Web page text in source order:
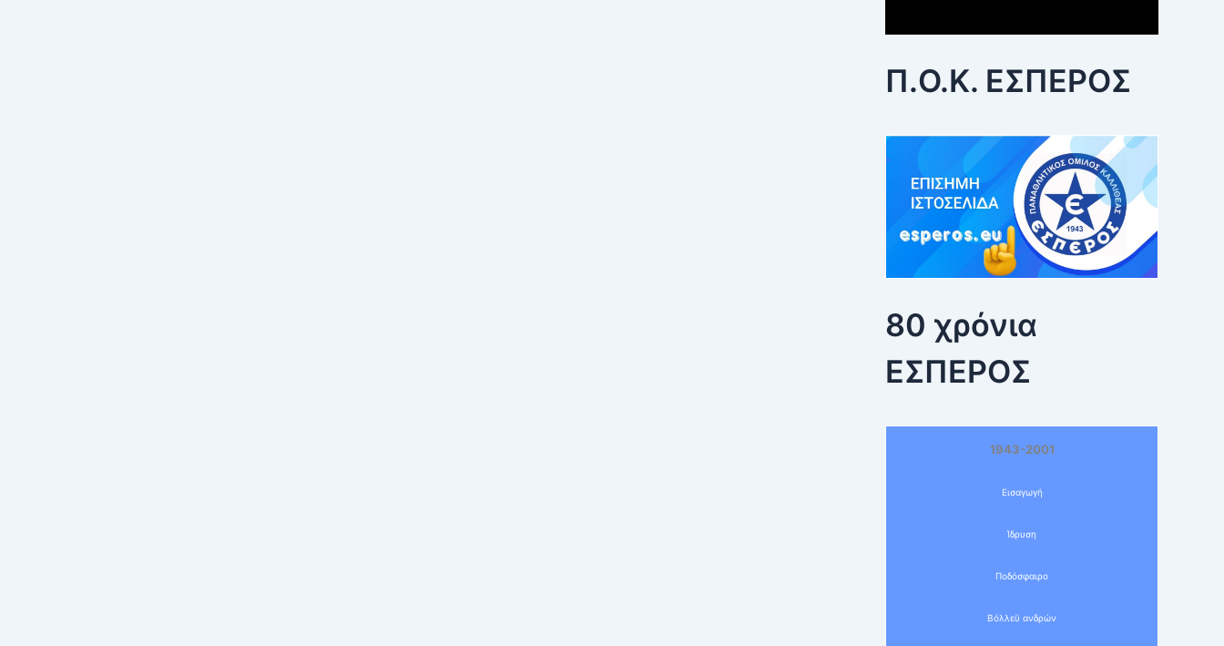
Π.Ο.Κ. ΕΣΠΕΡΟΣ
80 χρόνια
ΕΣΠΕΡΟΣ
1943-2001
Εισαγωγή
Ίδρυση
Ποδόσφαιρο
Βόλλεϋ ανδρών